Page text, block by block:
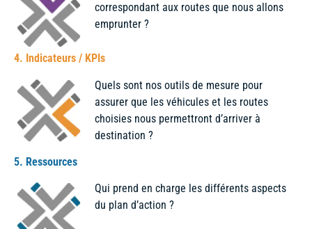
correspondant aux routes que nous allons
emprunter ?
4. Indicateurs / KPIs
Quels sont nos outils de mesure pour
assurer que les véhicules et les routes
choisies nous permettront d’arriver à
destination ?
5. Ressources
Qui prend en charge les différents aspects
du plan d’action ?